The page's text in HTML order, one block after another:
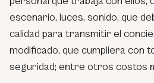
escenario, luces, sonido, que
calidad para transmitir el
modificado, que cumpliera con
seguridad; entre otros costos